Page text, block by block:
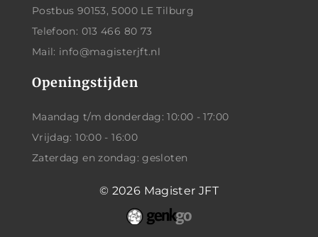
Postbus 90153, 5000 LE Tilburg
Telefoon: 013 466 80 73
Mail: info@magisterjft.nl
Openingstijden
Maandag t/m donderdag: 10:00 - 17:00
Vrijdag: 10:00 - 16:00
Zaterdag en zondag: gesloten
© 2026 Magister JFT